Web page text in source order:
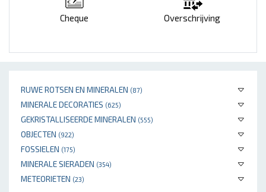
RUWE ROTSEN EN MINERALEN (87)
MINERALE DECORATIES (625)
GEKRISTALLISEERDE MINERALEN (555)
OBJECTEN (922)
FOSSIELEN (175)
MINERALE SIERADEN (354)
METEORIETEN (23)
Cheque Overschrijving